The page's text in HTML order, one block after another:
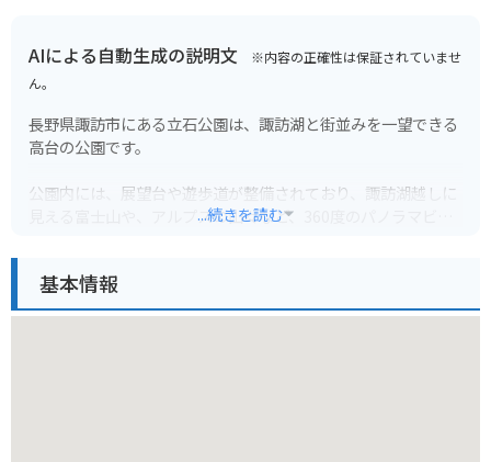
AIによる自動生成の説明文 ※内容の正確性は保証されていませ
ん。
長野県諏訪市にある立石公園は、諏訪湖と街並みを一望できる
高台の公園です。
公園内には、展望台や遊歩道が整備されており、諏訪湖越しに
見える富士山や、アルプスの山々など、360度のパノラマビュ
特に、日の出と夕日の時間帯は、空と湖面が赤く染まり、幻想
的な風景が広がります。
...続きを読む
基本情報